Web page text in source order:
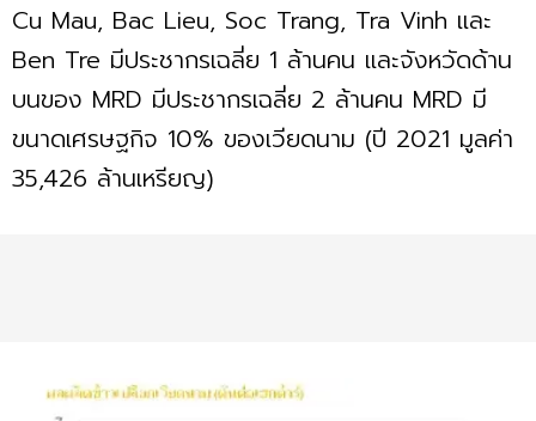
Cu Mau, Bac Lieu, Soc Trang, Tra Vinh และ
Ben Tre มีประชากรเฉลี่ย 1 ล้านคน และจังหวัดด้าน
บนของ MRD มีประชากรเฉลี่ย 2 ล้านคน MRD มี
ขนาดเศรษฐกิจ 10% ของเวียดนาม (ปี 2021 มูลค่า
35,426 ล้านเหรียญ)